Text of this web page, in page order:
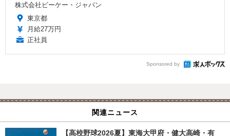
株式会社ビーケー・ジャパン
東京都
月給27万円
正社員
Sponsored by
関連ニュース
【高校野球2026夏】東海大甲府・健大高崎・有